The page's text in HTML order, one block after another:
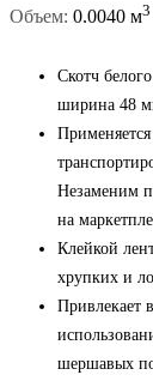
Объем: 0.0040 м3
Скотч
ширина 48
Незаменим
на
Клейкой
хрупких и
Привлекает
шершавых